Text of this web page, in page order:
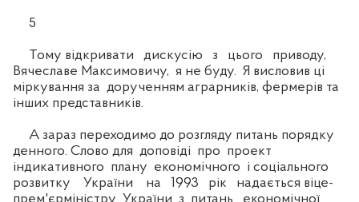
5
Тому відкривати дискусію з цього приводу,
Вячеславе Максимовичу, я не буду. Я висловив ці
міркування за дорученням аграрників, фермерів та
інших представників.
А зараз переходимо до розгляду питань порядку
денного. Слово для доповіді про проект
індикативного плану економічного і соціального
розвитку України на 1993 рік надається віце-